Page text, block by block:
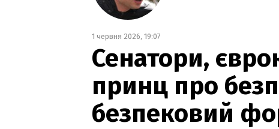
1 червня 2026, 19:07
Сенатори,
принц про
безпековий